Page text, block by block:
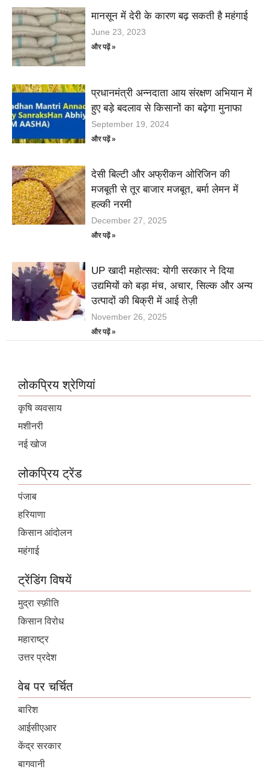
मानसून में देरी के कारण बढ़ सकती है महंगाई
June 23, 2023
और पढ़ें »
प्रधानमंत्री अन्नदाता आय संरक्षण अभियान में
हुए बड़े बदलाव से किसानों का बढ़ेगा मुनाफा
September 19, 2024
और पढ़ें »
देसी बिल्टी और अफ्रीकन ओरिजिन की
मजबूती से तूर बाजार मजबूत, बर्मा लेमन में
हल्की नरमी
December 27, 2025
और पढ़ें »
UP खादी महोत्सव: योगी सरकार ने दिया
उद्यमियों को बड़ा मंच, अचार, सिल्क और अन्य
उत्पादों की बिक्री में आई तेज़ी
November 26, 2025
और पढ़ें »
लोकप्रिय श्रेणियां
कृषि व्यवसाय
मशीनरी
नई खोज
लोकप्रिय ट्रेंड
पंजाब
हरियाणा
किसान आंदोलन
महंगाई
ट्रेंडिंग विषयें
मुद्रा स्फ़ीति
किसान विरोध
महाराष्ट्र
उत्तर प्रदेश
वेब पर चर्चित
बारिश
आईसीएआर
केंद्र सरकार
बागवानी